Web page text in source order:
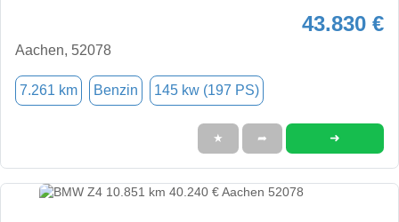
43.830 €
Aachen, 52078
7.261 km Benzin 145 kw (197 PS)
★ ➦ ➜